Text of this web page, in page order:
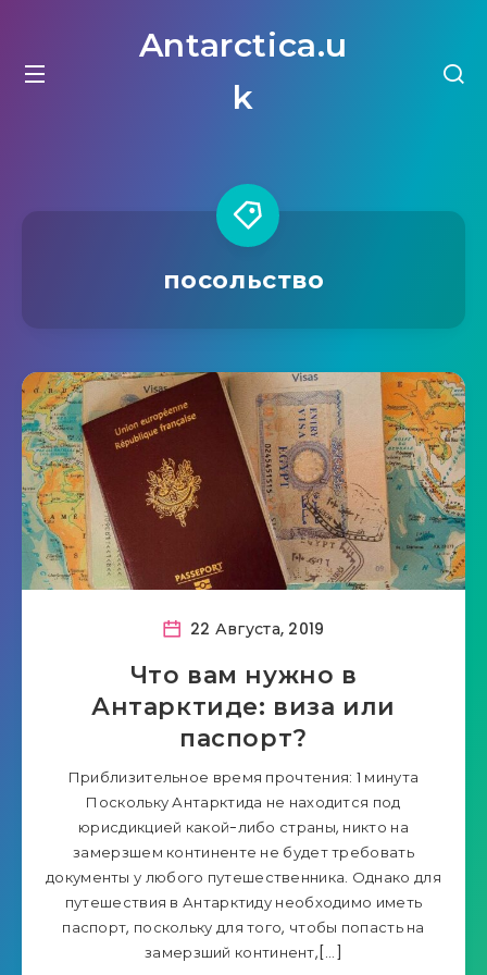
Antarctica.u
k
посольство
22 Августа, 2019
Что вам нужно в
Антарктиде: виза или
паспорт?
Приблизительное время прочтения: 1 минута
Поскольку Антарктида не находится под
юрисдикцией какой-либо страны, никто на
замерзшем континенте не будет требовать
документы у любого путешественника. Однако для
путешествия в Антарктиду необходимо иметь
паспорт, поскольку для того, чтобы попасть на
замерзший континент,[…]